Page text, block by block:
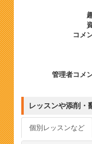
コメ
管理者コメ
レッスンや添削・
個別レッスンなど